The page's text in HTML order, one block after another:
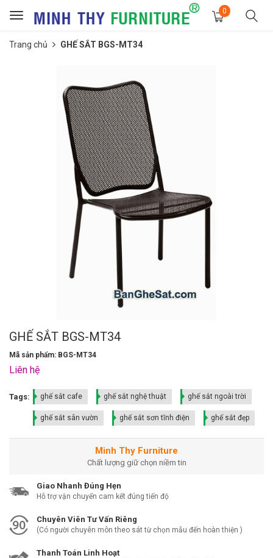
Toggle
0
Trang chủ GHẾ SẮT BGS-MT34
GHẾ SẮT BGS-MT34
Mã sản phẩm: BGS-MT34
Liên hệ
Tags: ghế sắt cafe ghế sắt nghệ thuật ghế sắt ngoài trời
ghế sắt sân vườn ghế sắt sơn tĩnh điện ghế sắt đẹp
Minh Thy Furniture
Chất lượng giữ chọn niềm tin
Giao Nhanh Đúng Hẹn
Hỗ trợ vận chuyển cam kết đúng tiến độ
Chuyên Viên Tư Vấn Riêng
(Có người chuyên môn theo sát từ chọn mẫu đến hoàn thiện )
Thanh Toán Linh Hoạt